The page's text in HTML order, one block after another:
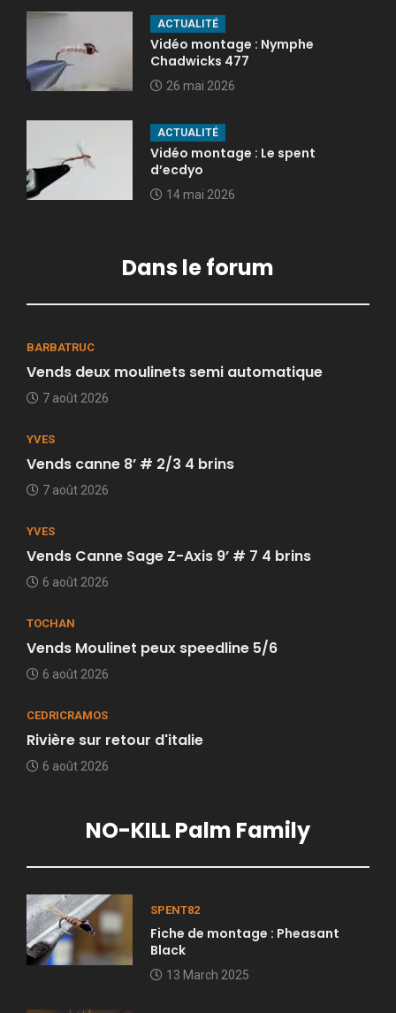
ACTUALITÉ
Vidéo montage : Nymphe
Chadwicks 477
26 mai 2026
ACTUALITÉ
Vidéo montage : Le spent
d’ecdyo
14 mai 2026
Dans le forum
BARBATRUC
Vends deux moulinets semi automatique
7 août 2026
YVES
Vends canne 8’ # 2/3 4 brins
7 août 2026
YVES
Vends Canne Sage Z-Axis 9’ # 7 4 brins
6 août 2026
TOCHAN
Vends Moulinet peux speedline 5/6
6 août 2026
CEDRICRAMOS
Rivière sur retour d'italie
6 août 2026
NO-KILL Palm Family
SPENT82
Fiche de montage : Pheasant
Black
13 March 2025